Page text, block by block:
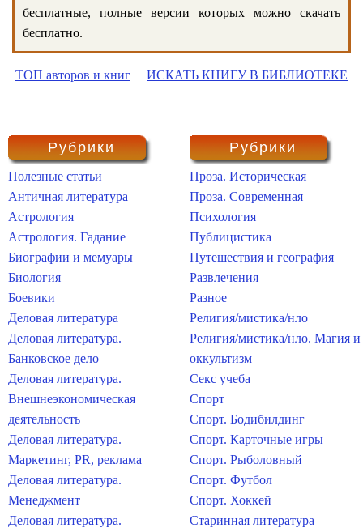
бесплатные, полные версии которых можно скачать
бесплатно.
ТОП авторов и книг ИСКАТЬ КНИГУ В БИБЛИОТЕКЕ
Рубрики
Полезные статьи
Античная литература
Астрология
Астрология. Гадание
Биографии и мемуары
Биология
Боевики
Деловая литература
Деловая литература.
Банковское дело
Деловая литература.
Внешнеэкономическая
деятельность
Деловая литература.
Маркетинг, PR, реклама
Деловая литература.
Менеджмент
Деловая литература.
Рубрики
Проза. Историческая
Проза. Современная
Психология
Публицистика
Путешествия и география
Развлечения
Разное
Религия/мистика/нло
Религия/мистика/нло. Магия и
оккультизм
Секс учеба
Спорт
Спорт. Бодибилдинг
Спорт. Карточные игры
Спорт. Рыболовный
Спорт. Футбол
Спорт. Хоккей
Старинная литература